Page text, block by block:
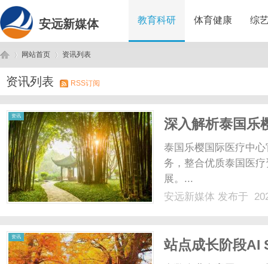
安远新媒体 教育科研 体育健康 综
安 ›
网站首页
›
资讯列表
资讯列表 RSS订阅
资讯
深入解析泰国乐
务
泰国乐樱国际医疗中
务，整合优质泰国医
展。...
安远新媒体 发布于
资讯
站点成长阶段AI